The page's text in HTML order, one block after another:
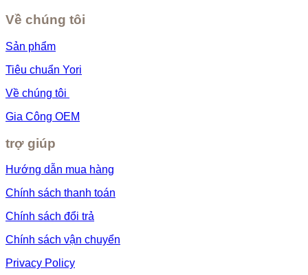
Về chúng tôi
Sản phẩm
Tiêu chuẩn Yori
Về chúng tôi
Gia Công OEM
trợ giúp
Hướng dẫn mua hàng
Chính sách thanh toán
Chính sách đổi trả
Chính sách vận chuyển
Privacy Policy